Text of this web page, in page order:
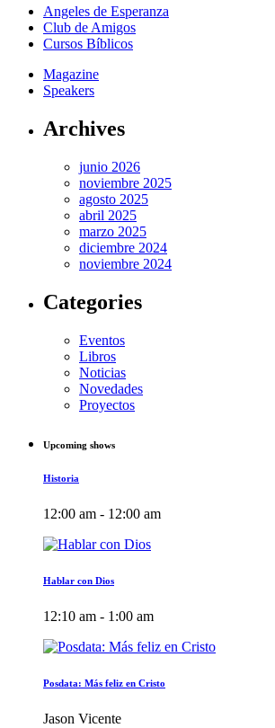
Angeles de Esperanza
Club de Amigos
Cursos Bíblicos
Magazine
Speakers
Archives
junio 2026
noviembre 2025
agosto 2025
abril 2025
marzo 2025
diciembre 2024
noviembre 2024
Categories
Eventos
Libros
Noticias
Novedades
Proyectos
Upcoming shows
Historia
12:00 am - 12:00 am
Hablar con Dios
12:10 am - 1:00 am
Posdata: Más feliz en Cristo
Jason Vicente